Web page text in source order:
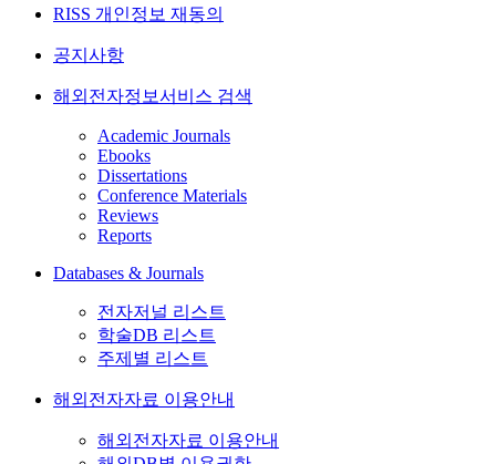
RISS 개인정보 재동의
공지사항
해외전자정보서비스 검색
Academic Journals
Ebooks
Dissertations
Conference Materials
Reviews
Reports
Databases & Journals
전자저널 리스트
학술DB 리스트
주제별 리스트
해외전자자료 이용안내
해외전자자료 이용안내